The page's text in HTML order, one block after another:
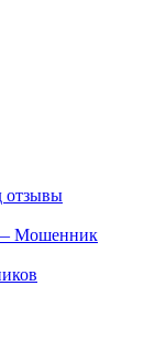
отзывы
— Мошенник